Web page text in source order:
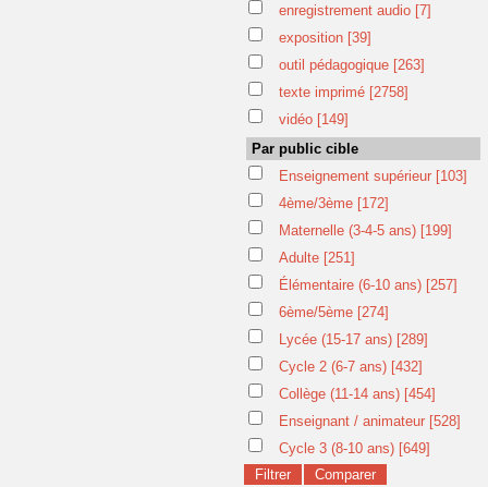
enregistrement audio [7]
exposition [39]
outil pédagogique [263]
texte imprimé [2758]
vidéo [149]
Par public cible
Enseignement supérieur [103]
4ème/3ème [172]
Maternelle (3-4-5 ans) [199]
Adulte [251]
Élémentaire (6-10 ans) [257]
6ème/5ème [274]
Lycée (15-17 ans) [289]
Cycle 2 (6-7 ans) [432]
Collège (11-14 ans) [454]
Enseignant / animateur [528]
Cycle 3 (8-10 ans) [649]